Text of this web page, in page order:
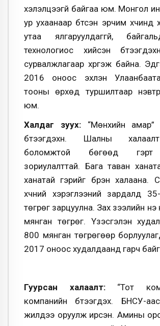
хэлэлцээгүй байгаа юм. Монгол
ур ухаанаар бүтсэн эрчим хүчинд
утаа ялгаруулдаггүй,
технологиос хийсэн
сурвалжлагаар хүргэж байна.
2016 оноос эхлэн
тооны өрхөд туршилтаар
юм.
Халдаг зуух:“Мөнхийн амар”
бүтээгдэхүүн. Шалны
боломжтой бөгөөд гэрт
зориулалттай. Бага таван
ханатай гэрийг бүрэн халаана.
хүчний хэрэглээний зардалд
төгрөг зарцуулна. Зах зээлийн
мянган төгрөг. Үзэсгэлэн
800 мянган төгрөгөөр
2017 оноос худалдаанд гарч
Гуурсан халаалт:“Тот ком
компанийн бүтээгдэхүү. БНСУ-
жилдээ оруулж ирсэн. Амины